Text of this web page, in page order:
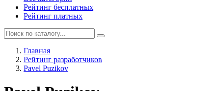
Рейтинг бесплатных
Рейтинг платных
Главная
Рейтинг разработчиков
Pavel Puzikov